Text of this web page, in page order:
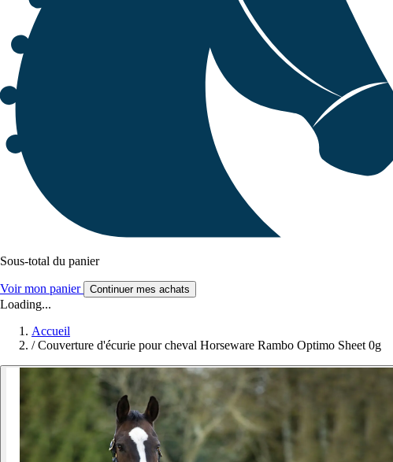
Sous-total du panier
Voir mon panier Continuer mes achats
Loading...
Accueil
/ Couverture d'écurie pour cheval Horseware Rambo Optimo Sheet 0g